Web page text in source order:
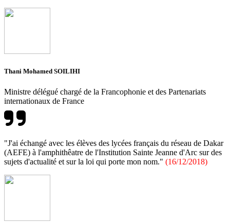
Thani Mohamed SOILIHI
Ministre délégué chargé de la Francophonie et des Partenariats
internationaux de France
"J'ai échangé avec les élèves des lycées français du réseau de Dakar
(AEFE) à l'amphithêatre de l'Institution Sainte Jeanne d'Arc sur des
sujets d'actualité et sur la loi qui porte mon nom." (16/12/2018)